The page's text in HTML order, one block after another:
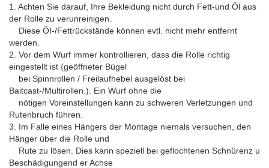
1. Achten Sie darauf, Ihre Bekleidung nicht durch Fett-und Öl aus
der Rolle zu verunreinigen.
Diese ÖI-/Fettrückstände können evtl. nicht mehr entfernt
werden.
2. Vor dem Wurf immer kontrollieren, dass die Rolle richtig
eingestellt ist {geöffneter Bügel
bei Spinnrollen / Freilaufhebel ausgelöst bei
Baitcast-/Multirollen.). Ein Wurf ohne die
nötigen Voreinstellungen kann zu schweren Verletzungen und
Rutenbruch führen.
3. Im Falle eines Hängers der Montage niemals versuchen, den
Hänger über die Rolle und
Rute zu lösen. Dies kann speziell bei geflochtenen Schnürenz u
Beschädigungend er Achse